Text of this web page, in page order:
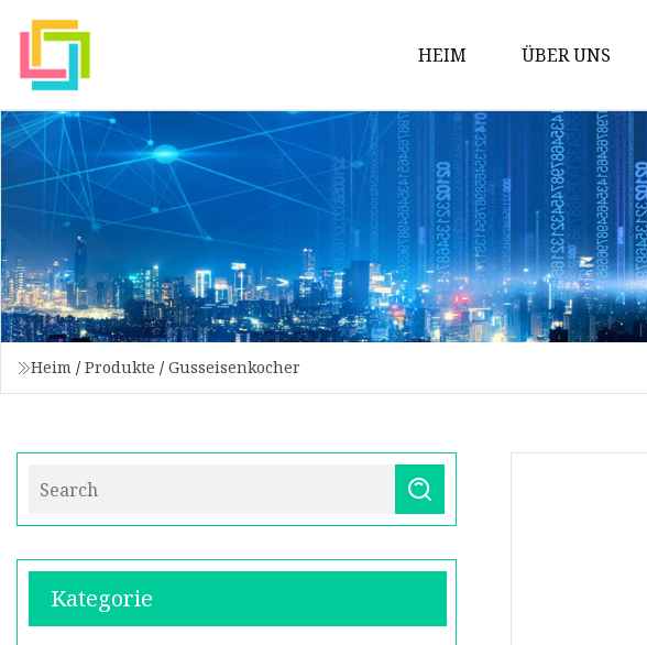
HEIM ÜBER UNS
Heim / Produkte / Gusseisenkocher
Kategorie